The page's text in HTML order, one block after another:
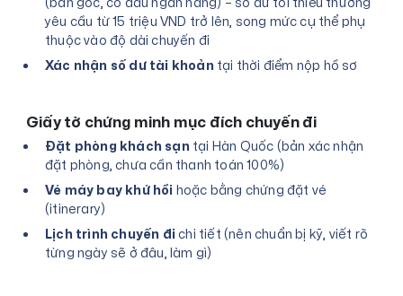
yêu cầu từ 15 triệu VND trở lên, song mức cụ thể phụ
thuộc vào độ dài chuyến đi
Xác nhận số dư tài khoản tại thời điểm nộp hồ sơ
Giấy tờ chứng minh mục đích chuyến đi
Đặt phòng khách sạn tại Hàn Quốc (bản xác nhận
đặt phòng, chưa cần thanh toán 100%)
Vé máy bay khứ hồi hoặc bằng chứng đặt vé
(itinerary)
Lịch trình chuyến đi chi tiết (nên chuẩn bị kỹ, viết rõ
từng ngày sẽ ở đâu, làm gì)